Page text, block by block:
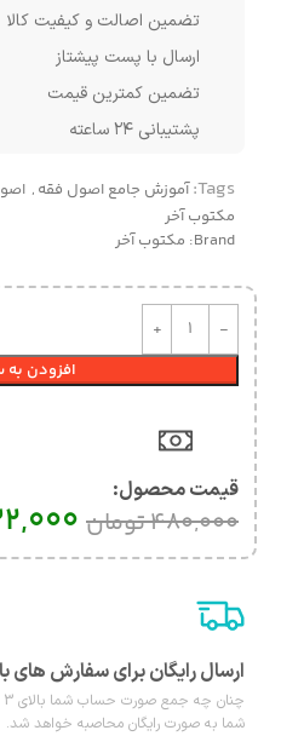
تضمین اصالت و کیفیت کالا
ارسال با پست پیشتاز
تضمین کمترین قیمت
پشتیبانی ۲۴ ساعته
Tags: آموزش جامع اصول فقه ,
مکتوب آخر
Brand: مکتوب آخر
افزودن به
قیمت محصول:​
480,000تومان
ارسال رایگان برای سفارش های بالای 3 میلیون
شما به صورت رایگان محاصبه خواهد شد.